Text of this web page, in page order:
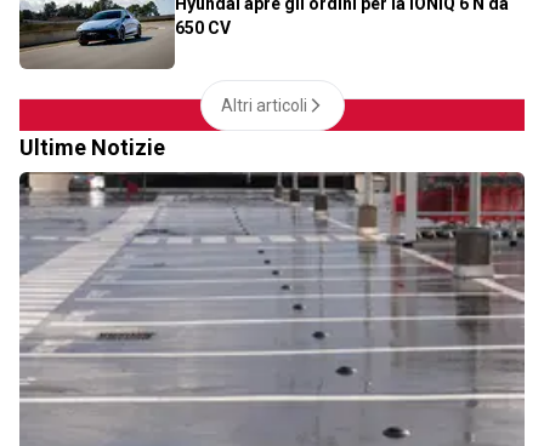
650 CV
Altri articoli
Ultime Notizie